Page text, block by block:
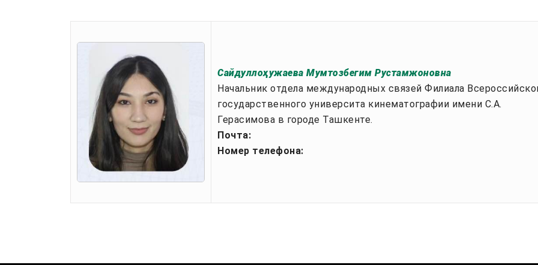
Сайдуллоҳужаева Мумтозбегим Рустамжоновна
Начальник отдела международных связей Филиала
государственного университа кинематографии имени С.А.
Герасимова в городе Ташкенте.
Почта:
Номер телефона: